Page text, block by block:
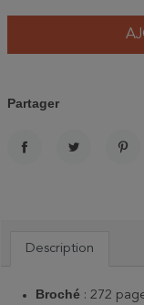
Partager
Description
Broché : 272